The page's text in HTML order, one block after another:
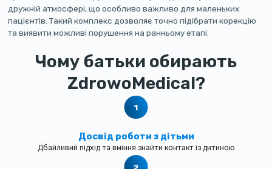
дружній атмосфері, що особливо важливо для маленьких
пацієнтів. Такий комплекс дозволяє точно підібрати корекцію
та виявити можливі порушення на ранньому етапі.
Чому батьки обирають
ZdrowoMedical?
Досвід роботи з дітьми
Дбайливий підхід та вміння знайти контакт із дитиною